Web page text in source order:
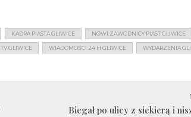
KADRA PIASTA GLIWICE NOWI ZAWODNICY PIAST GLIWICE
TV GLIWICE WIADOMOŚCI 24 H GLIWICE WYDARZENIA
Biegał po ulicy z siekierą i